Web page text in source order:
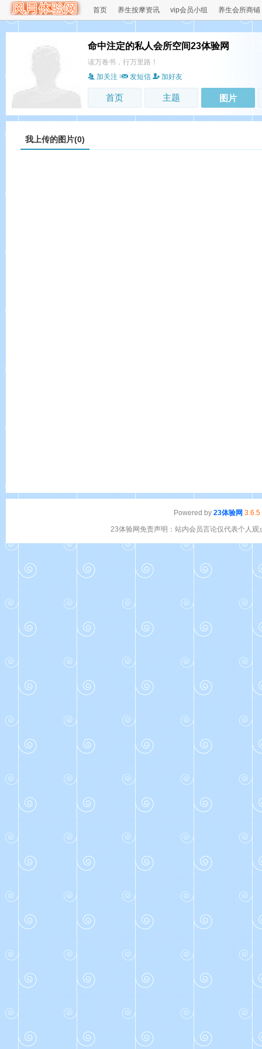
首页 养生按摩资讯 vip会员小组 养生会所商铺
命中注定的私人会所空间23体验网
读万卷书，行万里路！
加关注
发短信 加好友
首页 主题 图片
我上传的图片(0)
Powered by 23体验网 3.6.5
23体验网免责声明：站内会员言论仅代表个人